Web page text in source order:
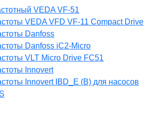
VEDA VF-51
VEDA VFD VF-11 Compact Drive
Danfoss
Danfoss iC2-Micro
VLT Micro Drive FC51
Innovert
Innovert IBD_E (B) для насосов